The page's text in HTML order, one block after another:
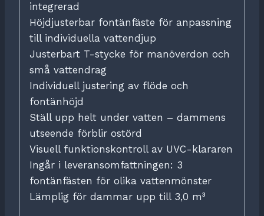
integrerad
Höjdjusterbar fontänfäste för anpassning
till individuella vattendjup
Justerbart T-stycke för manöverdon och
små vattendrag
Individuell justering av flöde och
fontänhöjd
Ställ upp helt under vatten – dammens
utseende förblir ostörd
Visuell funktionskontroll av UVC-klararen
Ingår i leveransomfattningen: 3
fontänfästen för olika vattenmönster
Lämplig för dammar upp till 3,0 m³